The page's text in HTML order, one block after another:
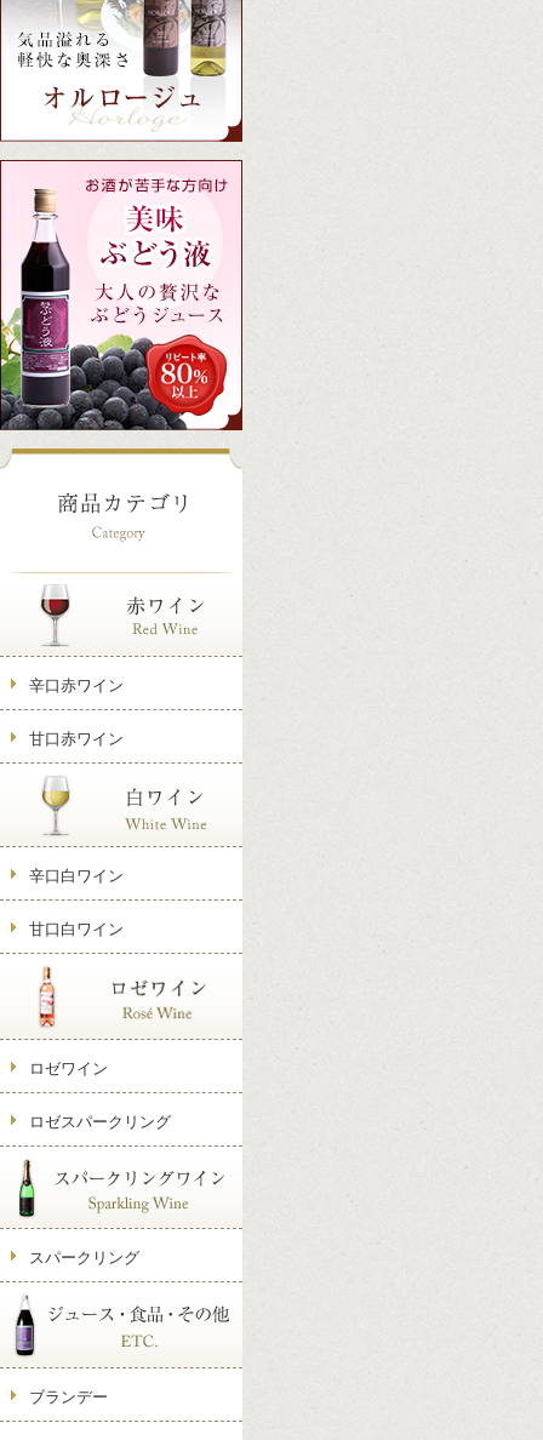
辛口赤ワイン
甘口赤ワイン
辛口白ワイン
甘口白ワイン
ロゼワイン
ロゼスパークリング
スパークリング
ブランデー